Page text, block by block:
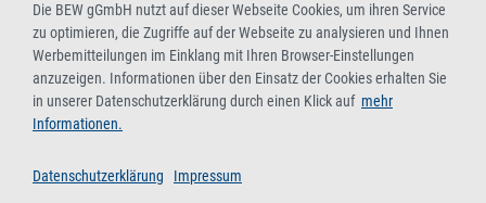
Die BEW gGmbH nutzt auf dieser Webseite Cookies, um ihren Service
zu optimieren, die Zugriffe auf der Webseite zu analysieren und Ihnen
Werbemitteilungen im Einklang mit Ihren Browser-Einstellungen
anzuzeigen. Informationen über den Einsatz der Cookies erhalten Sie
in unserer Datenschutzerklärung durch einen Klick auf mehr
Informationen.
Datenschutzerklärung Impressum